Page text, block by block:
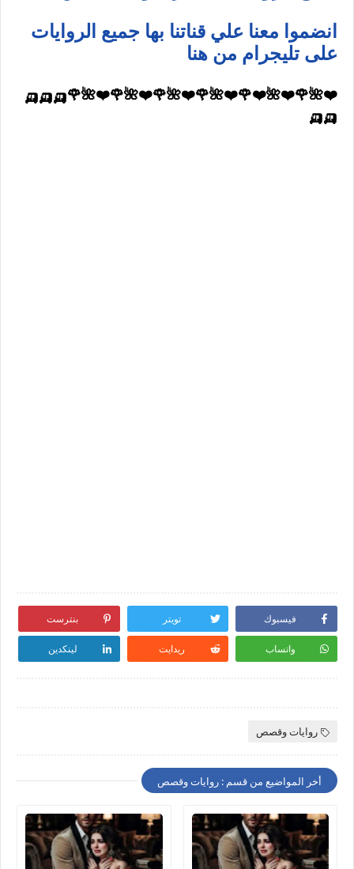
انضموا معنا علي قناتنا بها جميع الروايات
على تليجرام من هنا
❤️🌺🌹❤️🌺❤️🌹❤️🌺🌹❤️🌺🌹❤️🌺🌹❤️🌺🌹🛺🛺🛺
🛺🛺
فيسبوك تويتر بنترست
واتساب ريدايت لينكدين
روايات وقصص
أخر المواضيع من قسم : روايات وقصص